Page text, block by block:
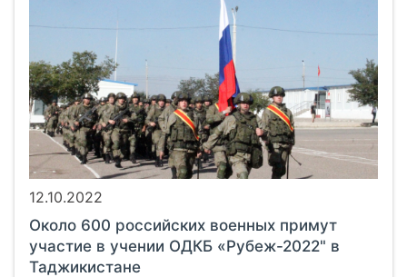
12.10.2022
Около 600 российских военных примут
участие в учении ОДКБ «Рубеж-2022" в
Таджикистане